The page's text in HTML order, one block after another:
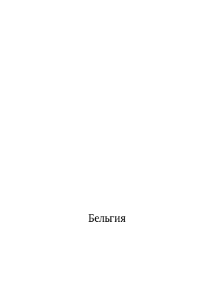
Бельгия